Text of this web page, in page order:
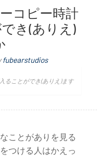
コピー時計
き(ありえ)
fubearstudios
ることができ(ありえ)ます
ことがありを見る
つける人はかえっ